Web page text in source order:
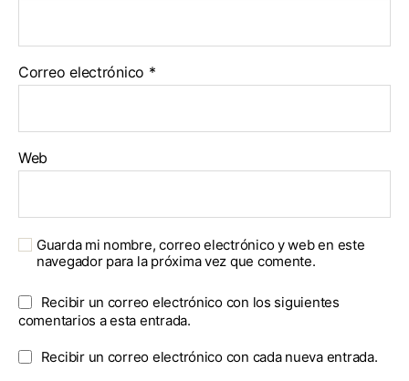
Correo electrónico *
Web
Guarda mi nombre, correo electrónico y web en este
navegador para la próxima vez que comente.
Recibir un correo electrónico con los siguientes
comentarios a esta entrada.
Recibir un correo electrónico con cada nueva entrada.